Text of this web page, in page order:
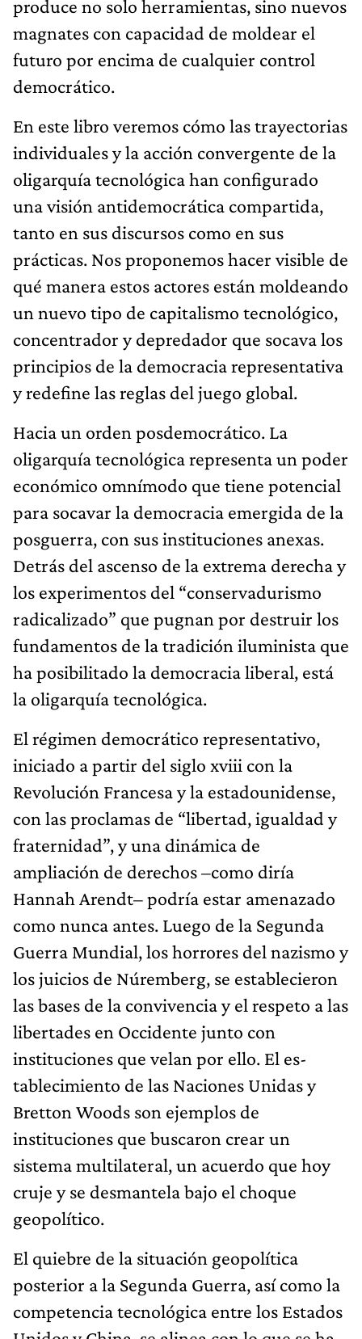
produce no solo he­rramientas, sino nuevos
magnates con capacidad de moldear el
futuro por encima de cualquier control
democrático.
En este libro veremos cómo las trayectorias
individua­les y la acción convergente de la
oligarquía tecnológica han configurado
una visión antidemocrática compartida,
tanto en sus discursos como en sus
prácticas. Nos proponemos hacer visible de
qué manera estos actores están moldeando
un nuevo tipo de capitalismo tecnológico,
concentrador y depredador que socava los
principios de la democracia representativa
y redefine las reglas del juego global.
Hacia un orden posdemocrático. La
oligarquía tecnológica representa un poder
económico omnímodo que tiene potencial
para socavar la democra­cia emergida de la
posguerra, con sus instituciones anexas.
Detrás del ascenso de la extrema derecha y
los experimentos del “conservadurismo
radicalizado” que pugnan por des­truir los
fundamentos de la tradición iluminista que
ha posi­bilitado la democracia liberal, está
la oligarquía tecnológica.
El régimen democrático representativo,
iniciado a partir del siglo xviii con la
Revolución Francesa y la estadouni­dense,
con las proclamas de “libertad, igualdad y
frater­nidad”, y una dinámica de
ampliación de derechos –como diría
Hannah Arendt– podría estar amenazado
como nunca antes. Luego de la Segunda
Guerra Mundial, los horrores del nazismo y
los juicios de Núremberg, se establecieron
las bases de la convivencia y el respeto a las
libertades en Occidente junto con
instituciones que velan por ello. El es­
tablecimiento de las Naciones Unidas y
Bretton Woods son ejemplos de
instituciones que buscaron crear un
sistema multilateral, un acuerdo que hoy
cruje y se desmantela bajo el choque
geopolítico.
El quiebre de la situación geopolítica
posterior a la Segunda Guerra, así como la
competencia tecnológica en­tre los Estados